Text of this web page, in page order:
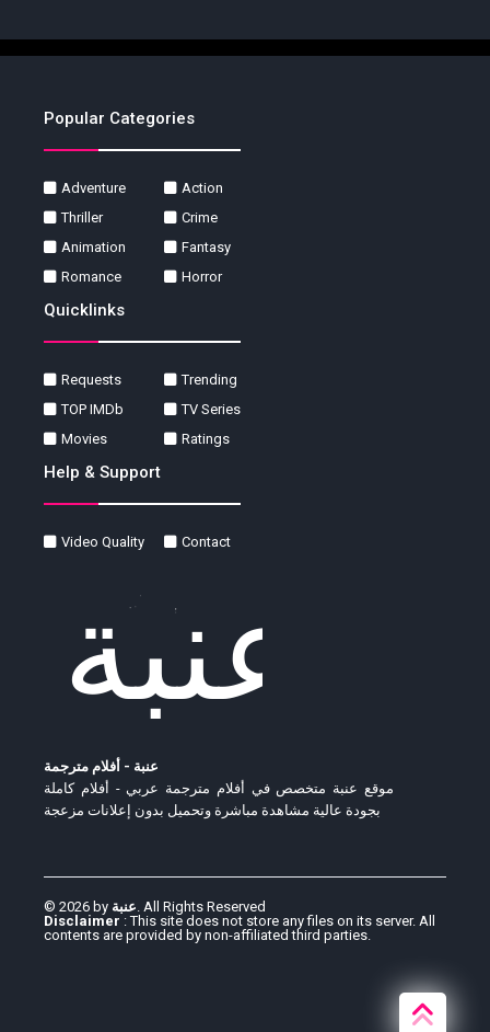
Popular Categories
Adventure
Action
Thriller
Crime
Animation
Fantasy
Romance
Horror
Quicklinks
Requests
Trending
TOP IMDb
TV Series
Movies
Ratings
Help & Support
Video Quality Contact
عنبة - أفلام مترجمة
موقع عنبة متخصص في أفلام مترجمة عربي - أفلام كاملة
بجودة عالية مشاهدة مباشرة وتحميل بدون إعلانات مزعجة
© 2026 by عنبة. All Rights Reserved
Disclaimer : This site does not store any files on its server. All
contents are provided by non-affiliated third parties.